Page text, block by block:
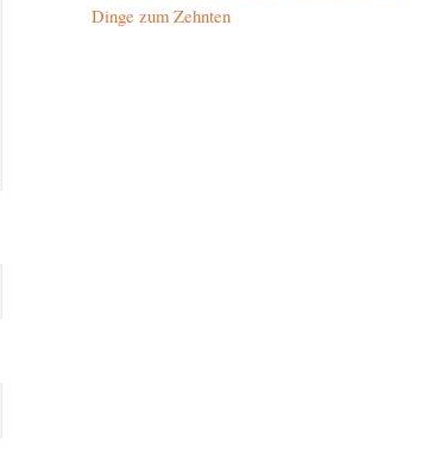
Dinge zum Zehnten